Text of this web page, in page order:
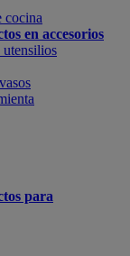
cocina
en accesorios
para